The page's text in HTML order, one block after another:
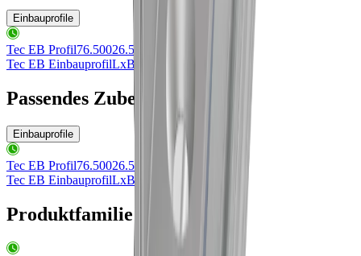
Einbauprofile
Tec EB Profil76.50026.50
Tec EB EinbauprofilLxBxH 3000x25x15mm
Passendes Zubehör
Einbauprofile
Tec EB Profil76.50026.50
Tec EB EinbauprofilLxBxH 3000x25x15mm
Produktfamilie Tec